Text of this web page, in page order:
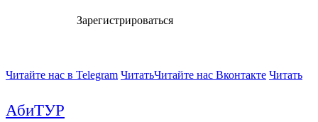
Зарегистрироваться
Читайте нас в Telegram ЧитатьЧитайте нас Вконтакте Читать
АбиТУР